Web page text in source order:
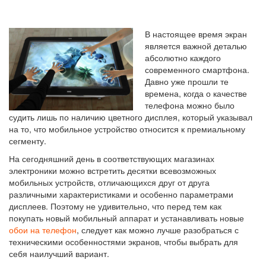
В настоящее время экран
является важной деталью
абсолютно каждого
современного смартфона.
Давно уже прошли те
времена, когда о качестве
телефона можно было
судить лишь по наличию цветного дисплея, который указывал
на то, что мобильное устройство относится к премиальному
сегменту.
На сегодняшний день в соответствующих магазинах
электроники можно встретить десятки всевозможных
мобильных устройств, отличающихся друг от друга
различными характеристиками и особенно параметрами
дисплеев. Поэтому не удивительно, что перед тем как
покупать новый мобильный аппарат и устанавливать новые
обои на телефон, следует как можно лучше разобраться с
техническими особенностями экранов, чтобы выбрать для
себя наилучший вариант.